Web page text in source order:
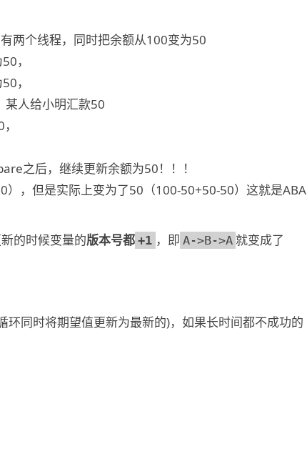
两个线程，同时把余额从100变为50
，
，
某人给小明汇款50
之后，继续更新余额为50！！！
，但是实际上变为了50（100-50+50-50）这就是ABA
的时候变量的版本号都 +1 ，即 A->B->A 就变成了
环同时将期望值更新为最新的)，如果长时间都不成功的